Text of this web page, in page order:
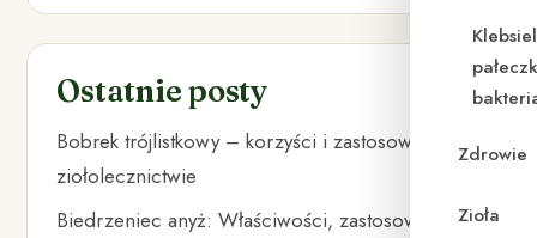
Zdrowie
Zioła
Ostatnie posty
Bobrek trójlistkowy – korzyści i zastosowanie w
ziołolecznictwie
Biedrzeniec anyż: Właściwości, zastosowania i